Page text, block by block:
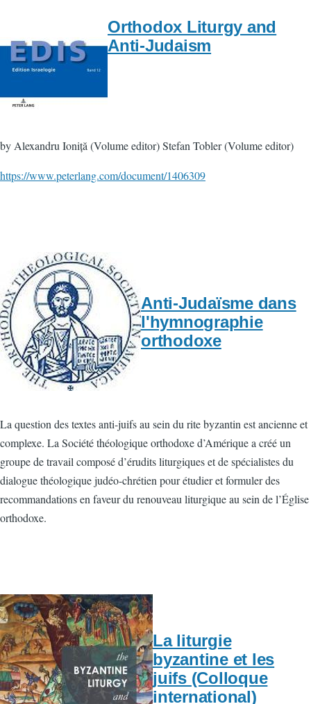
Orthodox Liturgy and
Anti-Judaism
by Alexandru Ioniță (Volume editor) Stefan Tobler (Volume editor)
https://www.peterlang.com/document/1406309
Anti-Judaïsme dans
l'hymnographie
orthodoxe
La question des textes anti-juifs au sein du rite byzantin est ancienne et
complexe. La Société théologique orthodoxe d’Amérique a créé un
groupe de travail composé d’érudits liturgiques et de spécialistes du
dialogue théologique judéo-chrétien pour étudier et formuler des
recommandations en faveur du renouveau liturgique au sein de l’Église
orthodoxe.
La liturgie
byzantine et les
juifs (Colloque
international)